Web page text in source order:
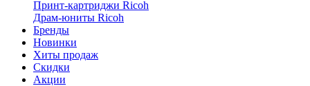
Принт-картриджи Ricoh
Драм-юниты Ricoh
Бренды
Новинки
Хиты продаж
Скидки
Акции